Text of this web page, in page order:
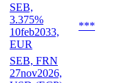
SEB,
3.375%
10feb2033,
EUR
***
SEB, FRN
27nov2026,